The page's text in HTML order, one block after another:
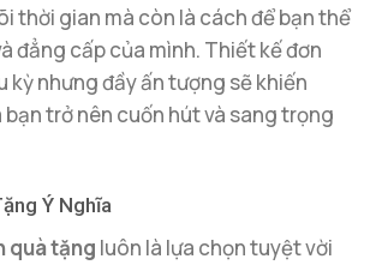
thời gian mà còn là cách để bạn thể
đẳng cấp của mình. Thiết kế đơn
kỳ nhưng đầy ấn tượng sẽ khiến
trở nên cuốn hút và sang trọng
Ý Nghĩa
quà tặng luôn là lựa chọn tuyệt vời